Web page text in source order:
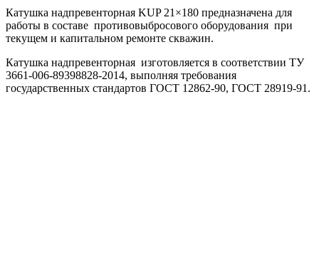
Катушка надпревенторная KUP 21×180 предназначена для
работы в составе противовыбросового оборудования при
текущем и капитальном ремонте скважин.
Катушка надпревенторная изготовляется в соответствии ТУ
3661-006-89398828-2014, выполняя требования
государственных стандартов ГОСТ 12862-90, ГОСТ 28919-91.